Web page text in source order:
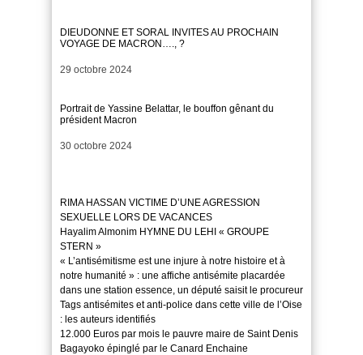
DIEUDONNE ET SORAL INVITES AU PROCHAIN
VOYAGE DE MACRON…., ?
Date
29 octobre 2024
Portrait de Yassine Belattar, le bouffon gênant du
président Macron
Date
30 octobre 2024
RIMA HASSAN VICTIME D’UNE AGRESSION
SEXUELLE LORS DE VACANCES
Hayalim Almonim HYMNE DU LEHI « GROUPE
STERN »
« L’antisémitisme est une injure à notre histoire et à
notre humanité » : une affiche antisémite placardée
dans une station essence, un député saisit le procureur
Tags antisémites et anti-police dans cette ville de l’Oise
: les auteurs identifiés
12.000 Euros par mois le pauvre maire de Saint Denis
Bagayoko épinglé par le Canard Enchaine